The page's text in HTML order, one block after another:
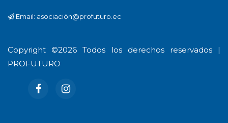
Email: asociación@profuturo.ec
Copyright ©2026 Todos los derechos reservados |
PROFUTURO